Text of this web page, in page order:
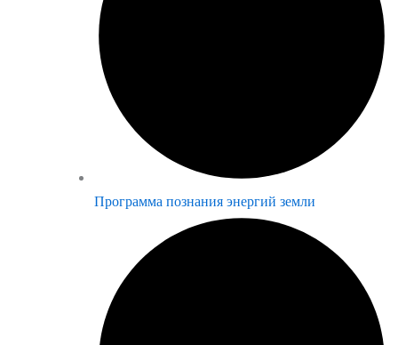
Программа познания энергий земли